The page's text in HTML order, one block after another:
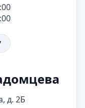
д. 2Б